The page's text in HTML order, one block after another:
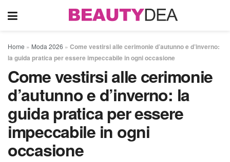
Home » Moda 2026 » Come vestirsi alle cerimonie d’autunno e d’inverno:
la guida pratica per essere impeccabile in ogni occasione
Come vestirsi alle cerimonie
d’autunno e d’inverno: la
guida pratica per essere
impeccabile in ogni
occasione